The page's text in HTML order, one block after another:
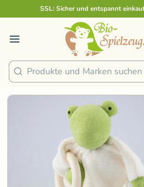
Sicher und nachhaltig Bezahlen
Suchen
1/4